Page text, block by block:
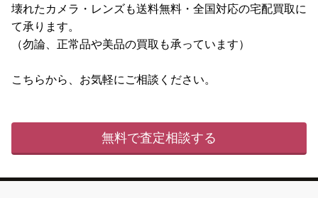
壊れたカメラ・レンズも送料無料・全国対応の宅配買取に
て承ります。
（勿論、正常品や美品の買取も承っています）
こちらから、お気軽にご相談ください。
無料で査定相談する